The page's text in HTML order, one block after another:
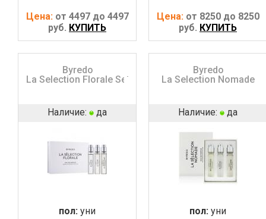
Цена: от 4497 до 4497
руб. КУПИТЬ
Цена: от 8250 до 8250
руб. КУПИТЬ
Byredo
La Selection Florale Set
Наличие: да
пол: уни
Byredo
La Selection Nomade
Наличие: да
пол: уни